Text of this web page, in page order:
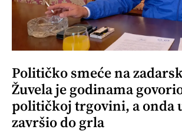
Političko smeće na
Žuvela je godinama
političkoj trgovini, a onda
završio do grla